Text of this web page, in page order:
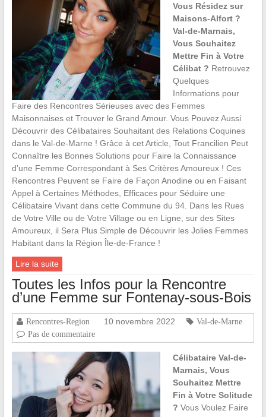
Vous Résidez sur
Maisons-Alfort ?
Val-de-Marnais,
Vous Souhaitez
Mettre Fin à Votre
Célibat ? Retrouvez
Quelques
Informations pour
Faire des Rencontres Sérieuses avec des Femmes
Maisonnaises et Trouver le Grand Amour. Vous Pouvez Aussi
Découvrir des Célibataires Souhaitant des Relations Coquines
dans le Val-de-Marne ! Grâce à cet Article, Tout Francilien Peut
Connaître les Bonnes Solutions pour Faire la Connaissance
d’une Femme Correspondant à Ses Critères Amoureux ! Ces
Rencontres Peuvent se Faire de Façon Anodine ou en Faisant
Appel à Certaines Méthodes, Efficaces pour Séduire une
Célibataire Vivant dans cette Commune du 94. Dans les Rues
de Votre Ville ou de Votre Village ou en Ligne, sur des Sites
Amoureux, il Sera Plus Simple de Découvrir les Jolies Femmes
Habitant dans la Région Île-de-France !
Lire la suite
Toutes les Infos pour la Rencontre
d’une Femme sur Fontenay-sous-Bois
Rencontres-Region 10 novembre 2022
Val-de-Marne
Pas de commentaire
Célibataire Val-de-
Marnais, Vous
Souhaitez Mettre
Fin à Votre Solitude
? Vous Voulez Faire